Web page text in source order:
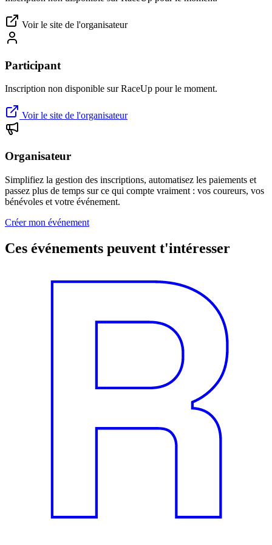
Voir le site de l'organisateur
Participant
Inscription non disponible sur RaceUp pour le moment.
Voir le site de l'organisateur
Organisateur
Simplifiez la gestion des inscriptions, automatisez les paiements et
passez plus de temps sur ce qui compte vraiment : vos coureurs, vos
bénévoles et votre événement.
Créer mon événement
Ces événements peuvent t'intéresser